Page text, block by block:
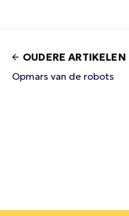
OUDERE ARTIKELEN
Opmars van de robots